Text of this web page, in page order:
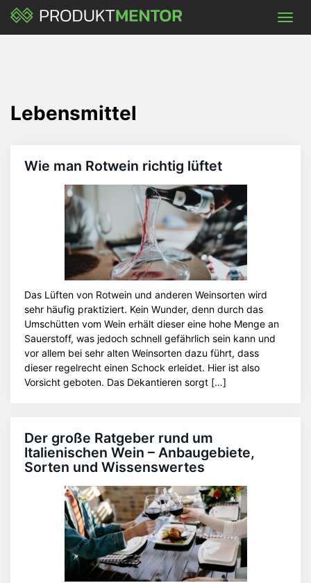
Skip
main
Lebensmittel
Wie man Rotwein richtig lüftet
Das Lüften von Rotwein und anderen Weinsorten wird
sehr häufig praktiziert. Kein Wunder, denn durch das
Umschütten vom Wein erhält dieser eine hohe Menge an
Sauerstoff, was jedoch schnell gefährlich sein kann und
vor allem bei sehr alten Weinsorten dazu führt, dass
dieser regelrecht einen Schock erleidet. Hier ist also
Vorsicht geboten. Das Dekantieren sorgt […]
Der große Ratgeber rund um
Italienischen Wein – Anbaugebiete,
Sorten und Wissenswertes